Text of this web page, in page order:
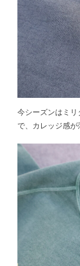
今シーズンはミ
で、カレッジ感が